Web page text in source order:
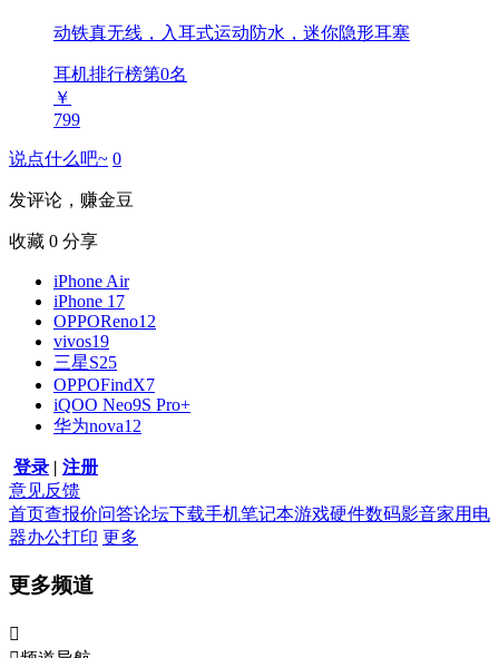
动铁真无线，入耳式运动防水，迷你隐形耳塞
耳机排行榜第0名
￥
799
说点什么吧~ 0
发评论，赚金豆
收藏 0 分享
iPhone Air
iPhone 17
OPPOReno12
vivos19
三星S25
OPPOFindX7
iQOO Neo9S Pro+
华为nova12
登录 | 注册
意见反馈
首页查报价问答论坛下载手机笔记本游戏硬件数码影音家用电
器办公打印 更多
更多频道
